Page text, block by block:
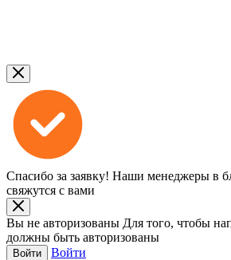
Спасибо за заявку! Наши менеджеры в
свяжутся с вами
Вы не авторизованы Для того, чтобы
должны быть авторизованы
Войти Войти